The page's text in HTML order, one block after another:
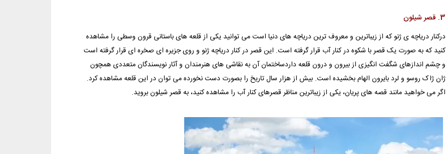
3. قصر شیلون
درکنار دریاچه ی ژنو که از زیباترین و معروف ترین دریاچه های دنیا است می توانید یکی از قلعه های باستانی قرون وسطی را مشاهده
کنید که به صورت یک قصر با شکوه در کنار آب قرار گرفته است. این قصر در کنار دریاچه ژنو و روی جزیره ای صخره ای قرار گرفته است
و چشم اندازهای شگفت انگیزی از بیرون و درون قلعه داردساختمان آن به نقاشی های هنرمندان و آثار نویسندگان متعددی همچون
ژان ژاک روسو و لرد بایرون الهام بخشیده است. بیش از هزار سال تاریخ را بصورت دست نخورده می توان در این قلعه مشاهده کرد.
اگر می خواهید مانند قصه های پریان، یکی از زیباترین مناظر قصرهای کنار آب را مشاهده کنید، به قصر شیلون بروید.